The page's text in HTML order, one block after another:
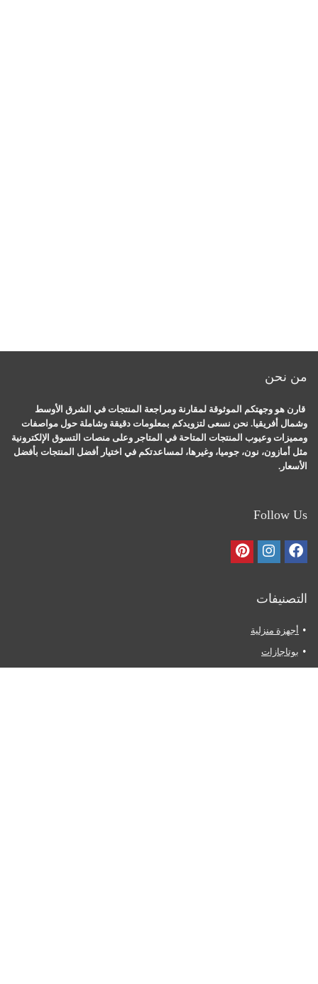
من نحن
قارن هو وجهتكم الموثوقة لمقارنة ومراجعة المنتجات في الشرق الأوسط
وشمال أفريقيا. نحن نسعى لتزويدكم بمعلومات دقيقة وشاملة حول مواصفات
ومميزات وعيوب المنتجات المتاحة في المتاجر وعلى منصات التسوق الإلكترونية
مثل أمازون، نون، جوميا، وغيرها، لمساعدتكم في اختيار أفضل المنتجات بأفضل
الأسعار.
Follow Us
التصنيفات
أجهزة منزلية
بوتاجازات